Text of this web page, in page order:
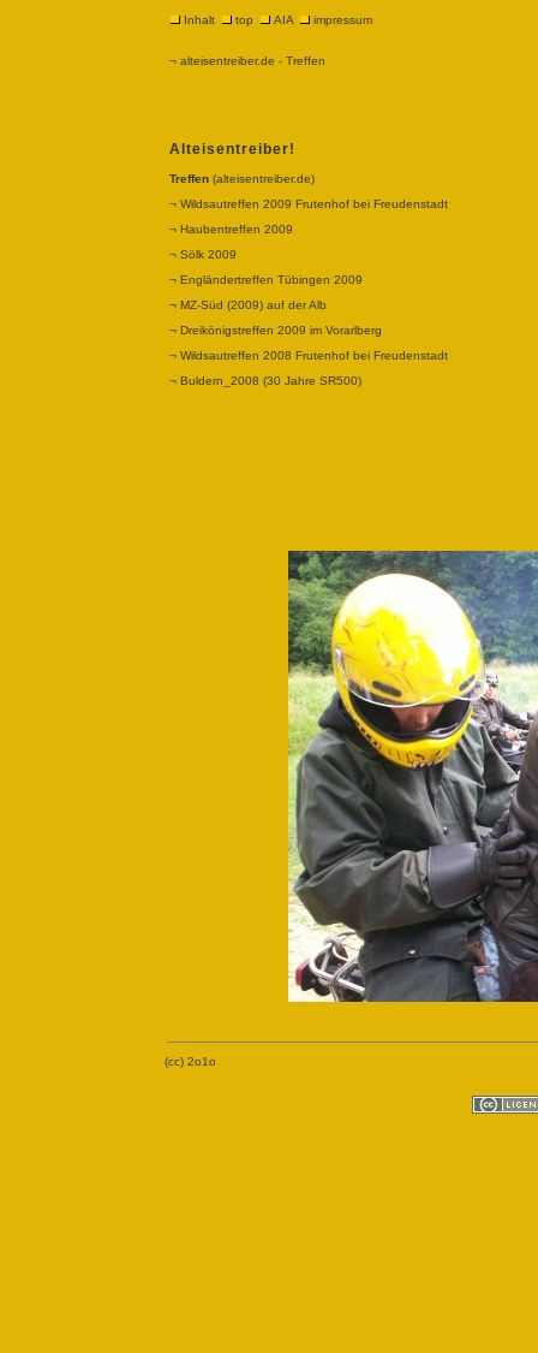
Inhalt top AIA impressum
¬ alteisentreiber.de - Treffen
Alteisentreiber!
Treffen(alteisentreiber.de)
¬ Wildsautreffen 2009 Frutenhof bei Freudenstadt
¬ Haubentreffen 2009
¬ Sölk2009
¬ Engländertreffen Tübingen 2009
¬ MZ-Süd (2009) auf der Alb
¬ Dreikönigstreffen 2009 im Vorarlberg
¬ Wildsautreffen 2008 Frutenhof bei Freudenstadt
¬ Buldern_2008 (30 Jahre SR500)
(cc) 2o1o